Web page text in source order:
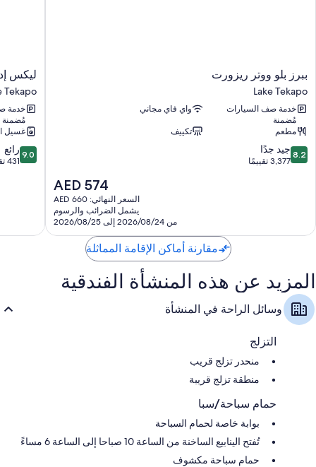
ببرز
ووتر
ريزورت
Lake
Tekapo
ببرز بلو ووتر ريزورت
Lake Tekapo
خدمة صف السيارات
مُضمنة
واي فاي مجاني
مطعم
تكييف
8.2
من
8.2 جيد جدًا
3,377 تقييمًا
السعر
الحالي
هو
AED
574
AED 574
السعر النهائي: AED 660
يشمل الضرائب والرسوم
من 2026/08/24 إلى 2026/08/25
ليكس
هوليداي
بارك
Lake
Tekapo
ليكس
Tekapo
خدمة
مُضمنة
غسيل
9.0
من
9.0 رائع
431 تقييمًا
مقارنة أماكن الإقامة المماثلة
المزيد عن هذه المنشأة الفندقية
وسائل الراحة في المنشأة
التزلج
منحدر تزلج قريب
منطقة تزلج قريبة
حمام سباحة/سبا
بوابة خاصة لحمام السباحة
تُفتح الينابيع الساخنة من الساعة 10 صباحا إلى الساعة 6 مساءً
حمام سباحة مكشوف